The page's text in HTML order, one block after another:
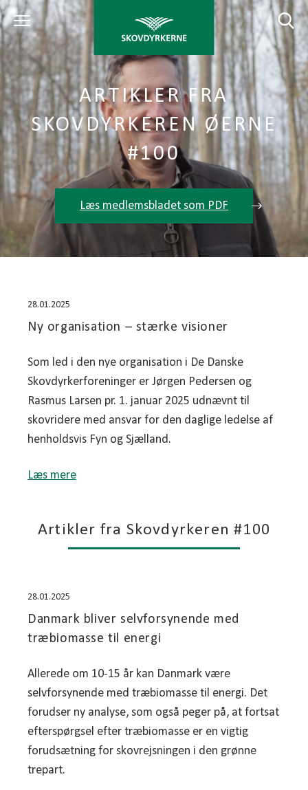
ARTIKLER FRA
SKOVDYRKEREN ØERNE
#100
Læs medlemsbladet som PDF
28.01.2025
Ny organisation – stærke visioner
Som led i den nye organisation i De Danske
Skovdyrkerforeninger er Jørgen Pedersen og
Rasmus Larsen pr. 1. januar 2025 udnævnt til
skovridere med ansvar for den daglige ledelse af
henholdsvis Fyn og Sjælland.
Læs mere
Artikler fra Skovdyrkeren #100
28.01.2025
Danmark bliver selvforsynende med
træbiomasse til energi
Allerede om 10-15 år kan Danmark være
selvforsynende med træbiomasse til energi. Det
forudser ny analyse, som også peger på, at fortsat
efterspørgsel efter træbiomasse er en vigtig
forudsætning for skovrejsningen i den grønne
trepart.